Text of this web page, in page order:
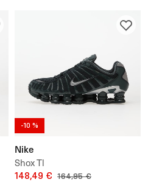
-10 %
Nike
Shox Tl
148,49 € 164,95 €